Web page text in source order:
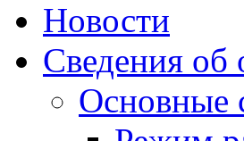
Новости
Сведения об
Основные